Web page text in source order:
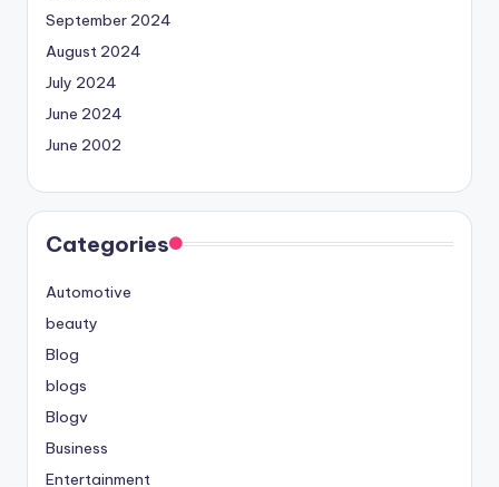
September 2024
August 2024
July 2024
June 2024
June 2002
Categories
Automotive
beauty
Blog
blogs
Blogv
Business
Entertainment